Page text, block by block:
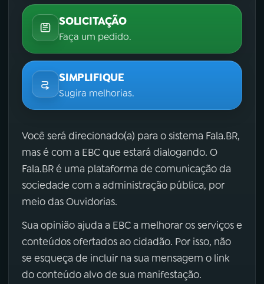
SOLICITAÇÃO
Faça um pedido.
SIMPLIFIQUE
Sugira melhorias.
Você será direcionado(a) para o sistema Fala.BR,
mas é com a EBC que estará dialogando. O
Fala.BR é uma plataforma de comunicação da
sociedade com a administração pública, por
meio das Ouvidorias.
Sua opinião ajuda a EBC a melhorar os serviços e
conteúdos ofertados ao cidadão. Por isso, não
se esqueça de incluir na sua mensagem o link
do conteúdo alvo de sua manifestação.